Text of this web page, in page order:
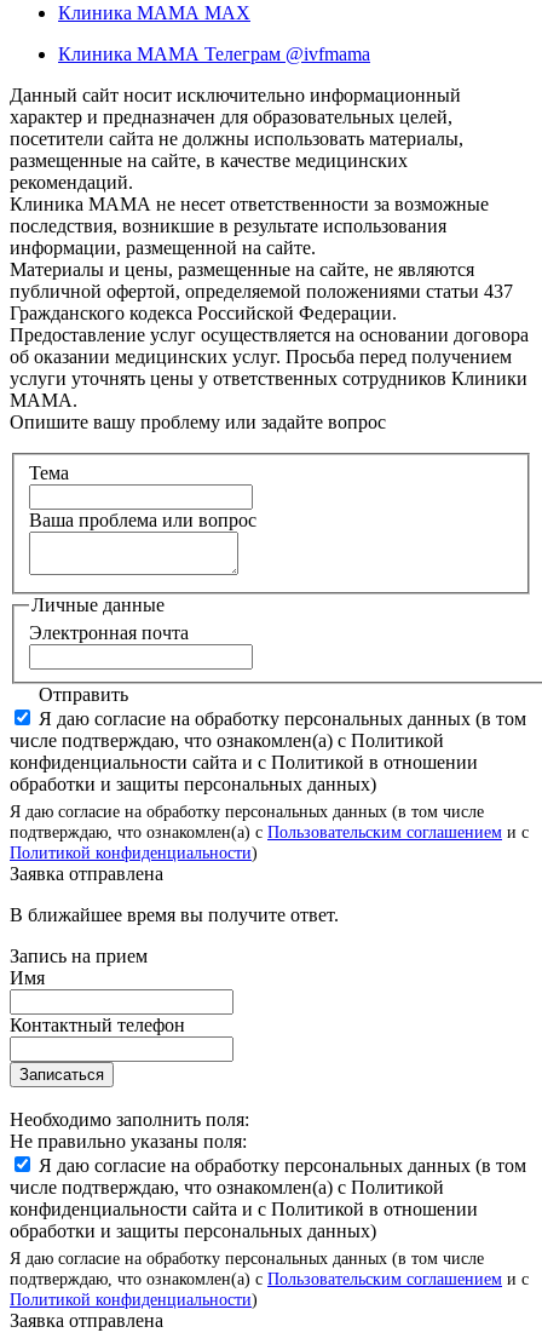
Клиника МАМА MAX
Клиника МАМА Телеграм @ivfmama
Данный сайт носит исключительно информационный
характер и предназначен для образовательных целей,
посетители сайта не должны использовать материалы,
размещенные на сайте, в качестве медицинских
рекомендаций.
Клиника МАМА не несет ответственности за возможные
последствия, возникшие в результате использования
информации, размещенной на сайте.
Материалы и цены, размещенные на сайте, не являются
публичной офертой, определяемой положениями статьи 437
Гражданского кодекса Российской Федерации.
Предоставление услуг осуществляется на основании договора
об оказании медицинских услуг. Просьба перед получением
услуги уточнять цены у ответственных сотрудников Клиники
МАМА.
Опишите вашу проблему или задайте вопрос
Тема
Ваша проблема или вопрос
Личные данные
Электронная почта
Отправить
Я даю согласие на обработку персональных данных (в том
числе подтверждаю, что ознакомлен(а) с Политикой
конфиденциальности сайта и с Политикой в отношении
обработки и защиты персональных данных)
Я даю согласие на обработку персональных данных (в том числе
подтверждаю, что ознакомлен(а) с Пользовательским соглашением и с
Политикой конфиденциальности)
Заявка отправлена
В ближайшее время вы получите ответ.
Запись на прием
Имя
Контактный телефон
Записаться
Необходимо заполнить поля:
Не правильно указаны поля:
Я даю согласие на обработку персональных данных (в том
числе подтверждаю, что ознакомлен(а) с Политикой
конфиденциальности сайта и с Политикой в отношении
обработки и защиты персональных данных)
Я даю согласие на обработку персональных данных (в том числе
подтверждаю, что ознакомлен(а) с Пользовательским соглашением и с
Политикой конфиденциальности)
Заявка отправлена